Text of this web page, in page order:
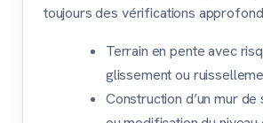
toujours des vérifications
Terrain en pente avec
glissement ou
Construction d’un mur